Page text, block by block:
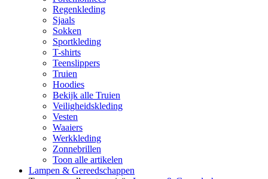
Regenkleding
Sjaals
Sokken
Sportkleding
T-shirts
Teenslippers
Truien
Hoodies
Bekijk alle Truien
Veiligheidskleding
Vesten
Waaiers
Werkkleding
Zonnebrillen
Toon alle artikelen
Lampen & Gereedschappen